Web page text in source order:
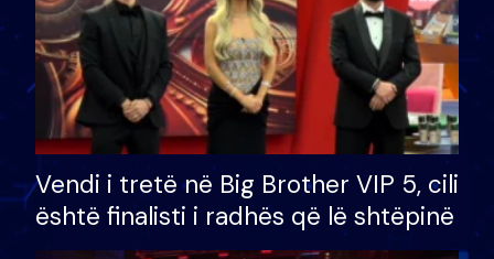
Vendi i tretë në Big Brother VIP 5, cili
është finalisti i radhës që lë shtëpinë